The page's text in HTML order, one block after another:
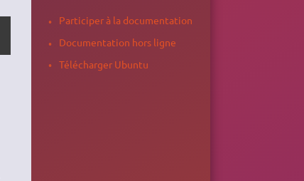
Participer à la documentation
Documentation hors ligne
Télécharger Ubuntu